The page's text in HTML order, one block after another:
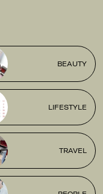
BEAUTY
LIFESTYLE
TRAVEL